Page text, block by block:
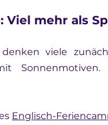
Viel mehr als
denken viele
Englisch-